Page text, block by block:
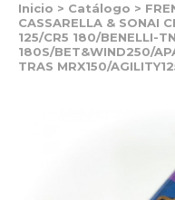
Inicio > Catálogo >
CASSARELLA & SONAI
125/CR5 180/BENELLI-
180S/BET&WIND250/
TRAS MRX150/